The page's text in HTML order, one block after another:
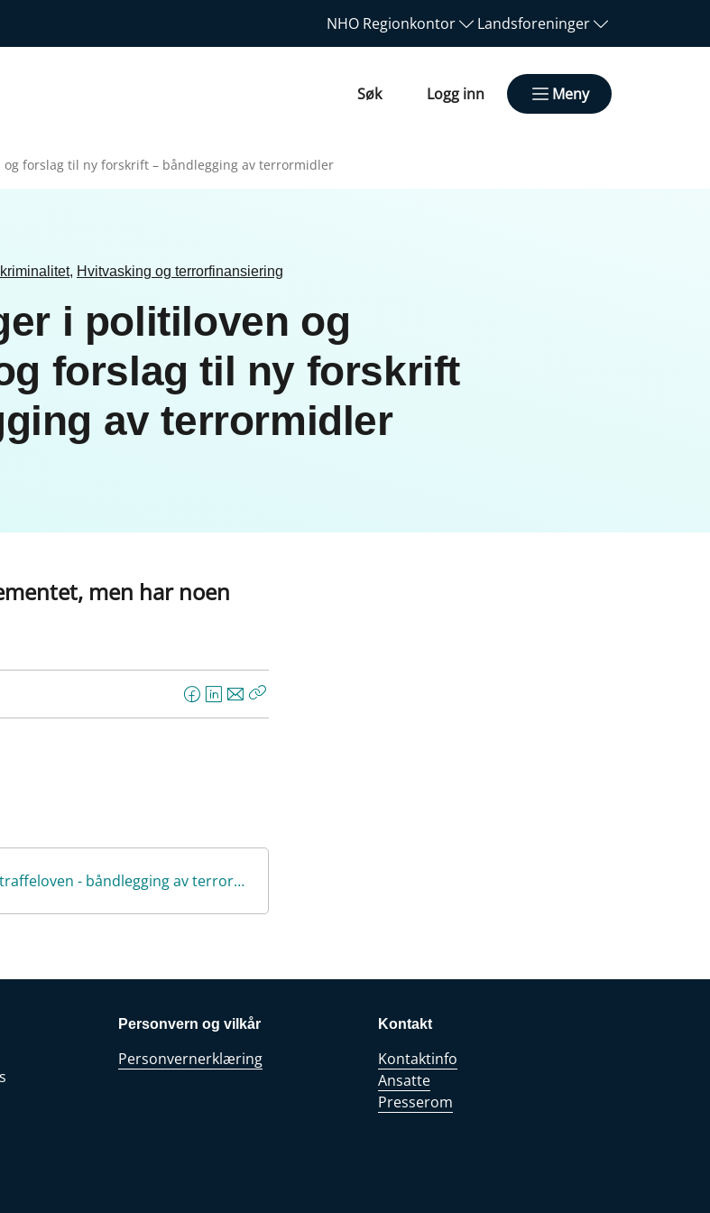
NHO Regionkontor Landsforeninger
Søk Logg inn Meny
forslag til ny forskrift – båndlegging av terrormidler
, Hvitvasking og terrorfinansiering
i politiloven og
forslag til ny forskrift
av terrormidler
men har noen
F
a
k
L
i
n
E
-
Kopier
Finans Norges høringssvar: Endringer i politilovenog straffeloven - båndlegging av terrormidler.pdf
Personvern og vilkår
Personvernerklæring
Kontakt
Kontaktinfo
Ansatte
Presserom